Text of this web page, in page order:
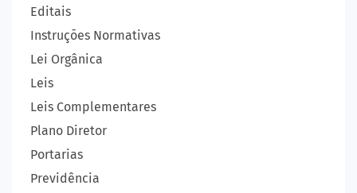
Editais
Instruções Normativas
Lei Orgânica
Leis
Leis Complementares
Plano Diretor
Portarias
Previdência